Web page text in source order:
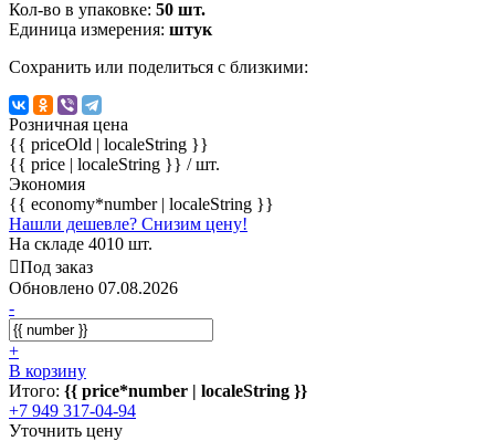
Кол-во в упаковке: 50 шт.
Единица измерения: штук
Сохранить или поделиться с близкими:
Розничная цена
{{ priceOld | localeString }}
{{ price | localeString }} / шт.
Экономия
{{ economy*number | localeString }}
Нашли дешевле? Снизим цену!
На складе 4010 шт.
Под заказ
Обновлено 07.08.2026
-
+
В корзину
Итого: {{ price*number | localeString }}
+7 949 317-04-94
Уточнить цену